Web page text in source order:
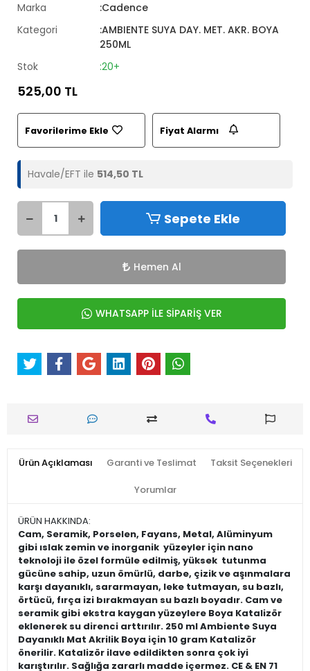
Marka
:Cadence
Kategori
:AMBIENTE SUYA DAY. MET. AKR. BOYA
250ML
Stok
:20+
525,00 TL
Favorilerime Ekle Fiyat Alarmı
Havale/EFT ile 514,50 TL
Sepete Ekle
Hemen Al
WHATSAPP İLE SİPARİŞ VER
Ürün Açıklaması Garanti ve Teslimat Taksit Seçenekleri
Yorumlar
ÜRÜN HAKKINDA:
Cam, Seramik, Porselen, Fayans, Metal, Alüminyum
gibi ıslak zemin ve inorganik yüzeyler için nano
teknoloji ile özel formüle edilmiş, yüksek tutunma
gücüne sahip, uzun ömürlü, darbe, çizik ve aşınmalara
karşı dayanıklı, sararmayan, leke tutmayan, su bazlı,
örtücü, fırça izi bırakmayan su bazlı boyadır. Cam ve
seramik gibi ekstra kaygan yüzeylere Boya Katalizör
eklenerek su direnci arttırılır. 250 ml Ambiente Suya
Dayanıklı Mat Akrilik Boya için 10 gram Katalizör
önerilir. Katalizör ilave edildikten sonra çok iyi
karıştırılır. Sağlığa zararlı madde içermez. CE & EN 71